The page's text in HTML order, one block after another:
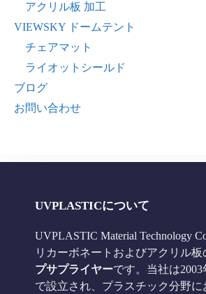
アクリル板 加工
VIEWSKY ドームテント
チェアマット
ライオットシールド
ブログ
お問い合わせ
UVPLASTICについて
UVPLASTIC Material Technology
リカーボネートおよびアクリル板
プサプライヤーです。当社は2003
で設立され、プラスチック分野に